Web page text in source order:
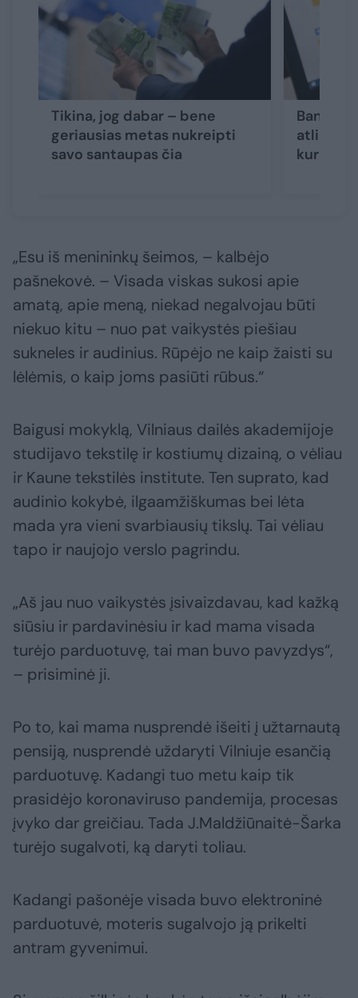
Tikina, jog dabar – bene
geriausias metas nukreipti
savo santaupas čia
Bankai
atlikti
kurių
„Esu iš menininkų šeimos, – kalbėjo
pašnekovė. – Visada viskas sukosi apie
amatą, apie meną, niekad negalvojau būti
niekuo kitu – nuo pat vaikystės piešiau
sukneles ir audinius. Rūpėjo ne kaip žaisti su
lėlėmis, o kaip joms pasiūti rūbus.“
Baigusi mokyklą, Vilniaus dailės akademijoje
studijavo tekstilę ir kostiumų dizainą, o vėliau
ir Kaune tekstilės institute. Ten suprato, kad
audinio kokybė, ilgaamžiškumas bei lėta
mada yra vieni svarbiausių tikslų. Tai vėliau
tapo ir naujojo verslo pagrindu.
„Aš jau nuo vaikystės įsivaizdavau, kad kažką
siūsiu ir pardavinėsiu ir kad mama visada
turėjo parduotuvę, tai man buvo pavyzdys“,
– prisiminė ji.
Po to, kai mama nusprendė išeiti į užtarnautą
pensiją, nusprendė uždaryti Vilniuje esančią
parduotuvę. Kadangi tuo metu kaip tik
prasidėjo koronaviruso pandemija, procesas
įvyko dar greičiau. Tada J.Maldžiūnaitė-Šarka
turėjo sugalvoti, ką daryti toliau.
Kadangi pašonėje visada buvo elektroninė
parduotuvė, moteris sugalvojo ją prikelti
antram gyvenimui.